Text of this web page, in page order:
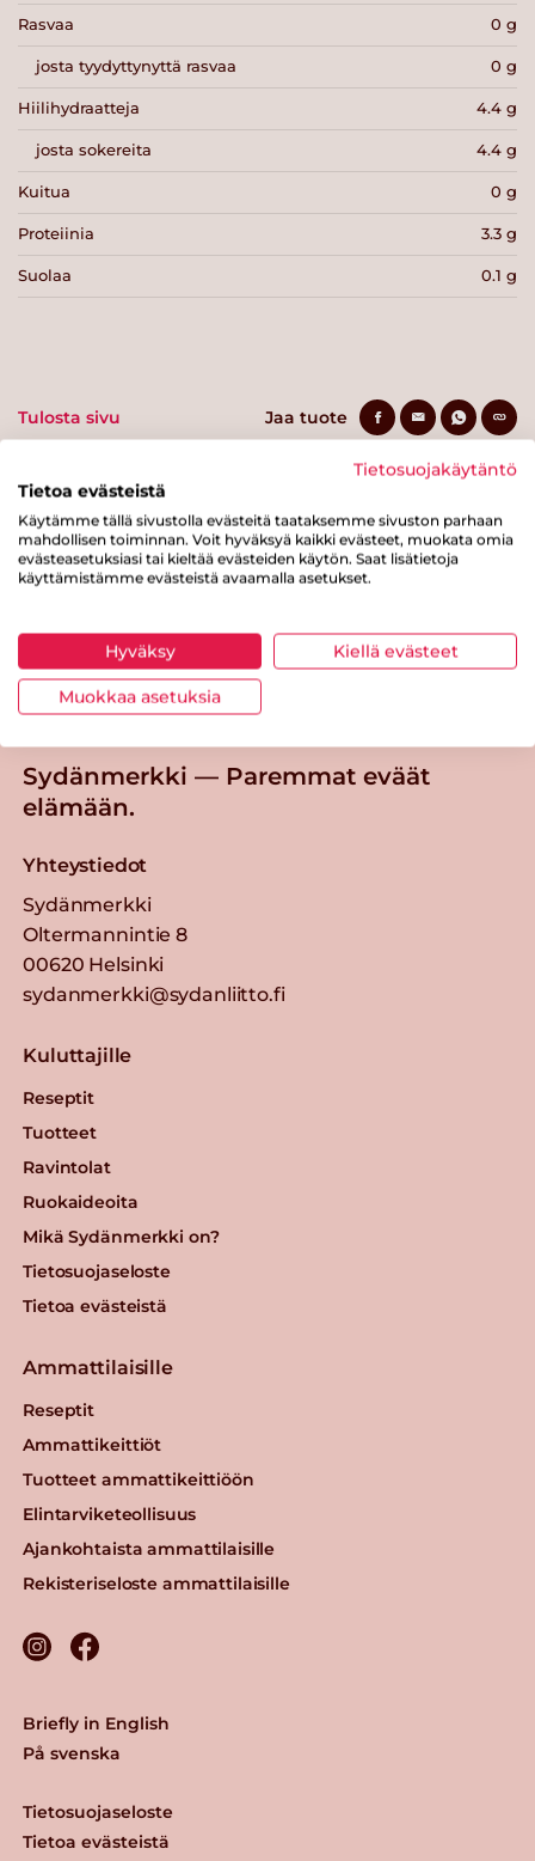
Rasvaa 0 g
josta tyydyttynyttä rasvaa 0 g
Hiilihydraatteja 4.4 g
josta sokereita 4.4 g
Kuitua 0 g
Proteiinia 3.3 g
Suolaa 0.1 g
Tulosta sivu Jaa tuote
Tästä merkistä tunnistat
Sydänmerkki-tuotteen
Takaisin ylös
Sydänmerkki — Paremmat eväät
elämään.
Yhteystiedot
Sydänmerkki
Oltermannintie 8
00620 Helsinki
sydanmerkki@sydanliitto.fi
Kuluttajille
Reseptit
Tuotteet
Ravintolat
Ruokaideoita
Mikä Sydänmerkki on?
Tietosuojaseloste
Tietoa evästeistä
Ammattilaisille
Reseptit
Ammattikeittiöt
Tuotteet ammattikeittiöön
Elintarviketeollisuus
Ajankohtaista ammattilaisille
Rekisteriseloste ammattilaisille
Tietosuojaseloste
Tietoa evästeistä
Briefly in English
På svenska
Tietosuojakäytäntö
Tietoa evästeistä
Käytämme tällä sivustolla evästeitä taataksemme sivuston parhaan
mahdollisen toiminnan. Voit hyväksyä kaikki evästeet, muokata omia
evästeasetuksiasi tai kieltää evästeiden käytön. Saat lisätietoja
käyttämistämme evästeistä avaamalla asetukset.
Hyväksy Kiellä evästeet
Muokkaa asetuksia